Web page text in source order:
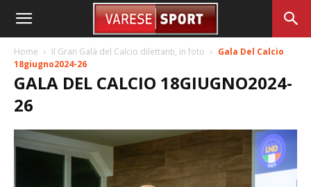
Home Il Gran Galà del Calcio dilettanti, in foto
Gala Del Calcio
18giugno2024-26
GALA DEL CALCIO 18GIUGNO2024-
26